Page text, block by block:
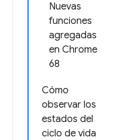
Nuevas
funciones
agregadas
en Chrome
68
Cómo
observar los
estados del
ciclo de vida